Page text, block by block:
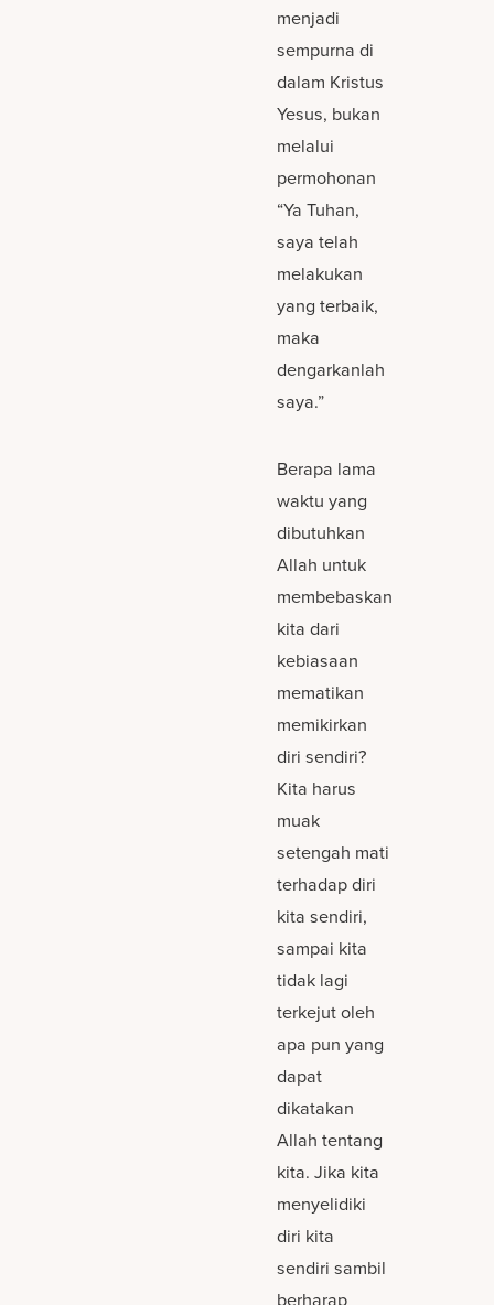
menjadi
sempurna di
dalam Kristus
Yesus, bukan
melalui
permohonan
“Ya Tuhan,
saya telah
melakukan
yang terbaik,
maka
dengarkanlah
saya.”
Berapa lama
waktu yang
dibutuhkan
Allah untuk
membebaskan
kita dari
kebiasaan
mematikan
memikirkan
diri sendiri?
Kita harus
muak
setengah mati
terhadap diri
kita sendiri,
sampai kita
tidak lagi
terkejut oleh
apa pun yang
dapat
dikatakan
Allah tentang
kita. Jika kita
menyelidiki
diri kita
sendiri sambil
berharap